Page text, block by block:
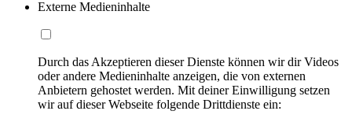
Externe Medieninhalte
Durch das Akzeptieren dieser Dienste können wir dir Videos
oder andere Medieninhalte anzeigen, die von externen
Anbietern gehostet werden. Mit deiner Einwilligung setzen
wir auf dieser Webseite folgende Drittdienste ein: